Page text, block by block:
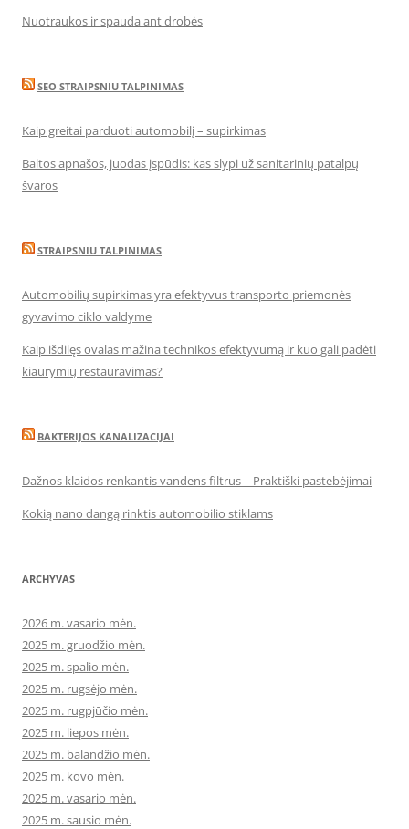
Nuotraukos ir spauda ant drobės
SEO STRAIPSNIU TALPINIMAS
Kaip greitai parduoti automobilį – supirkimas
Baltos apnašos, juodas įspūdis: kas slypi už sanitarinių patalpų
švaros
STRAIPSNIU TALPINIMAS
Automobilių supirkimas yra efektyvus transporto priemonės
gyvavimo ciklo valdyme
Kaip išdilęs ovalas mažina technikos efektyvumą ir kuo gali padėti
kiaurymių restauravimas?
BAKTERIJOS KANALIZACIJAI
Dažnos klaidos renkantis vandens filtrus – Praktiški pastebėjimai
Kokią nano dangą rinktis automobilio stiklams
ARCHYVAS
2026 m. vasario mėn.
2025 m. gruodžio mėn.
2025 m. spalio mėn.
2025 m. rugsėjo mėn.
2025 m. rugpjūčio mėn.
2025 m. liepos mėn.
2025 m. balandžio mėn.
2025 m. kovo mėn.
2025 m. vasario mėn.
2025 m. sausio mėn.